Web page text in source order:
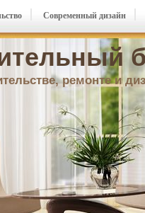
ремонте и
Современный дизайн